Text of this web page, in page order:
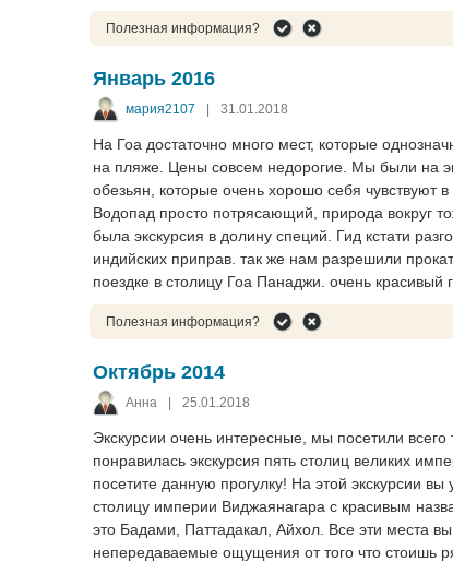
Полезная информация?
Январь 2016
мария2107 | 31.01.2018
На Гоа достаточно много мест, которые
на пляже. Цены совсем недорогие. Мы были на
обезьян, которые очень хорошо себя чувствуют
Водопад просто потрясающий, природа вокруг
была экскурсия в долину специй. Гид кстати
индийских приправ. так же нам разрешили
поездке в столицу Гоа Панаджи. очень красивый
Полезная информация?
Октябрь 2014
Анна | 25.01.2018
Экскурсии очень интересные, мы посетили
понравилась экскурсия пять столиц великих
посетите данную прогулку! На этой экскурсии
столицу империи Виджаянагара с красивым
это Бадами, Паттадакал, Айхол. Все эти места
непередаваемые ощущения от того что стоишь